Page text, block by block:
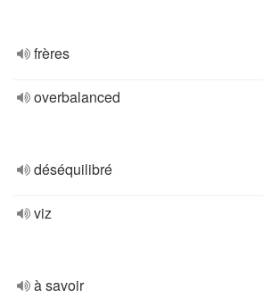
frères
overbalanced
déséquilibré
viz
à savoir